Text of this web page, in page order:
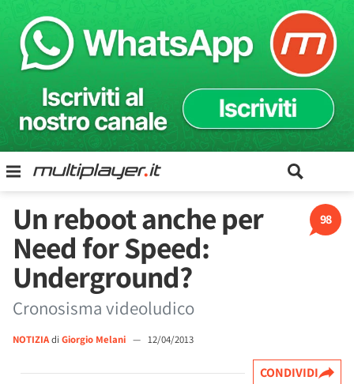
98
Un reboot anche per
Need for Speed:
Underground?
Cronosisma videoludico
NOTIZIAdi Giorgio Melani — 12/04/2013
CONDIVIDI